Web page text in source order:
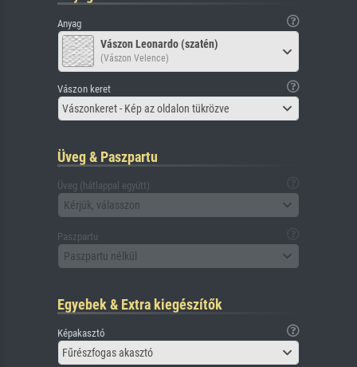
Anyag
Vászon Leonardo (szatén)
(Vászon Velence)
Vászon keret
Vászonkeret - Kép az oldalon tükrözve
Üveg & Paszpartu
Üveg (hátlappal együtt)
Kérjük, válasszon
Paszpartu
Paszpartu nélkül
Egyebek & Extra kiegészítők
Képakasztó
Fűrészfogas akasztó